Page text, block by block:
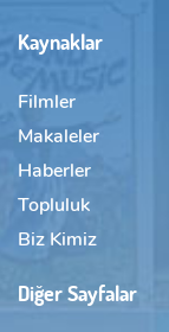
Kaynaklar
Filmler
Makaleler
Haberler
Topluluk
Biz Kimiz
Diğer Sayfalar